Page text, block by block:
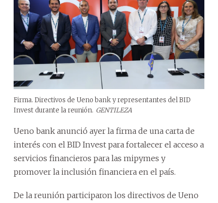
Firma. Directivos de Ueno bank y representantes del BID
Invest durante la reunión. GENTILEZA
Ueno bank anunció ayer la firma de una carta de
interés con el BID Invest para fortalecer el acceso a
servicios financieros para las mipymes y
promover la inclusión financiera en el país.
De la reunión participaron los directivos de Ueno